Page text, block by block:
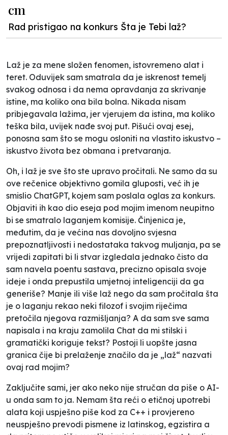
cm
Rad pristigao na konkurs Šta je Tebi laž?
Laž je za mene složen fenomen, istovremeno alat i
teret. Oduvijek sam smatrala da je iskrenost temelj
svakog odnosa i da nema opravdanja za skrivanje
istine, ma koliko ona bila bolna. Nikada nisam
pribjegavala lažima, jer vjerujem da istina, ma koliko
teška bila, uvijek nađe svoj put. Pišući ovaj esej,
ponosna sam što se mogu osloniti na vlastito iskustvo –
iskustvo života bez obmana i pretvaranja.
Oh, i laž je sve što ste upravo pročitali. Ne samo da su
ove rečenice objektivno gomila gluposti, već ih je
smislio ChatGPT, kojem sam poslala oglas za konkurs.
Objaviti ih kao dio eseja pod mojim imenom neupitno
bi se smatralo laganjem komisije. Činjenica je,
međutim, da je većina nas dovoljno svjesna
prepoznatljivosti i nedostataka takvog muljanja, pa se
vrijedi zapitati bi li stvar izgledala jednako čisto da
sam navela poentu sastava, precizno opisala svoje
ideje i onda prepustila umjetnoj inteligenciji da ga
generiše? Manje ili više laž nego da sam pročitala šta
je o laganju rekao neki filozof i svojim riječima
pretočila njegova razmišljanja? A da sam sve sama
napisala i na kraju zamolila Chat da mi stilski i
gramatički koriguje tekst? Postoji li uopšte jasna
granica čije bi prelaženje značilo da je „laž“ nazvati
ovaj rad mojim?
Zaključite sami, jer ako neko nije stručan da piše o AI-
u onda sam to ja. Nemam šta reći o etičnoj upotrebi
alata koji uspješno piše kod za C++ i provjereno
neuspješno prevodi pismene iz latinskog, egzistira a